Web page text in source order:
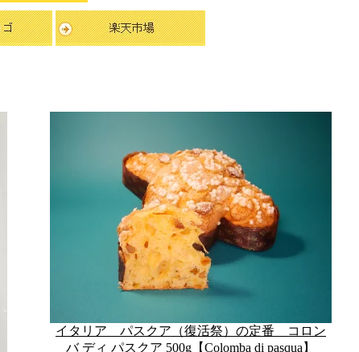
イタリア パスクア（復活祭）の定番 コロン
バ ディ パスクア 500g【Colomba di pasqua】